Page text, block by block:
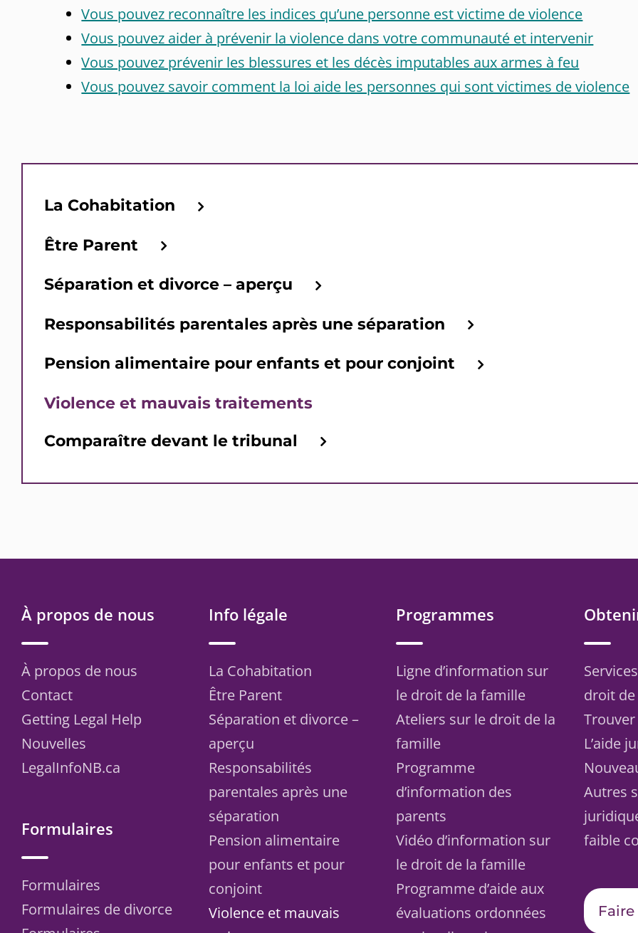
Vous pouvez reconnaître les indices qu’une personne est victime de violence
Vous pouvez aider à prévenir la violence dans votre communauté et intervenir
Vous pouvez prévenir les blessures et les décès imputables aux armes à feu
Vous pouvez savoir comment la loi aide les personnes qui sont victimes de violence
La Cohabitation
Être Parent
Séparation et divorce – aperçu
Responsabilités parentales après une séparation
Pension alimentaire pour enfants et pour conjoint
Violence et mauvais traitements
Comparaître devant le tribunal
À propos de nous
À propos de nous
Contact
Getting Legal Help
Nouvelles
LegalInfoNB.ca
Formulaires
Formulaires
Formulaires de divorce
Info légale
La Cohabitation
Être Parent
Séparation et divorce –
aperçu
Responsabilités
parentales après une
séparation
Pension alimentaire
pour enfants et pour
conjoint
Violence et mauvais
Programmes
Ligne d’information sur
le droit de la famille
Ateliers sur le droit de la
famille
Programme
d’information des
parents
Vidéo d’information sur
le droit de la famille
Programme d’aide aux
évaluations ordonnées
droit
L’aide
Autres
faible